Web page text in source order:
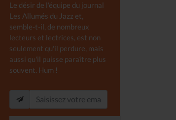
Le désir de l'équipe du journal
Les Allumés du Jazz et,
semble-t-il, de nombreux
lecteurs et lectrices, est non
seulement qu'il perdure, mais
aussi qu'il puisse paraître plus
souvent. Hum !